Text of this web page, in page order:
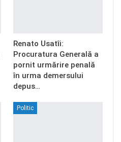
Renato Usatîi:
Procuratura Generală a
pornit urmărire penală
în urma demersului
depus…
Politic